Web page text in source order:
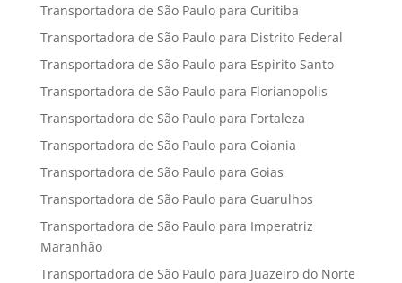
Transportadora de São Paulo para Curitiba
Transportadora de São Paulo para Distrito Federal
Transportadora de São Paulo para Espirito Santo
Transportadora de São Paulo para Florianopolis
Transportadora de São Paulo para Fortaleza
Transportadora de São Paulo para Goiania
Transportadora de São Paulo para Goias
Transportadora de São Paulo para Guarulhos
Transportadora de São Paulo para Imperatriz
Maranhão
Transportadora de São Paulo para Juazeiro do Norte